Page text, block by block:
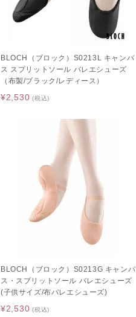
BLOCH（ブロック）S0213L キャンバ
ス スプリットソール バレエシューズ
（布製/ブラック/レディース）
¥2,530 (税込)
BLOCH（ブロック）S0213G キャンバ
ス・スプリットソール バレエシューズ
(子供サイズ/布バレエシューズ)
¥2,530 (税込)